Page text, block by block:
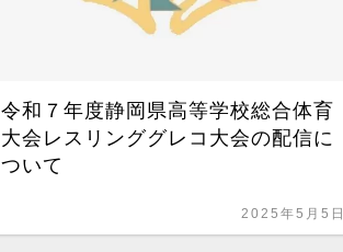
令和７年度静岡県高等学校総合体育
大会レスリンググレコ大会の配信に
ついて
2025年5月5日